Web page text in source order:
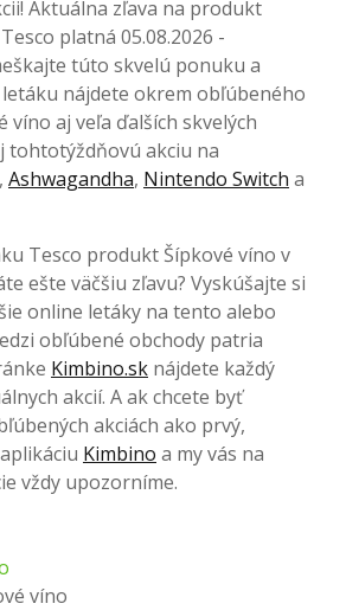
Aktuálna zľava na produkt
platná 05.08.2026 -
túto skvelú ponuku a
nájdete okrem obľúbeného
víno aj veľa ďalších skvelých
tohtotýždňovú akciu na
, Ashwagandha, Nintendo Switch a
Tesco produkt Šípkové víno v
ešte väčšiu zľavu? Vyskúšajte si
online letáky na tento alebo
obľúbené obchody patria
Kimbino.sk nájdete každý
akcií. A ak chcete byť
akciách ako prvý,
Kimbino a my vás na
vždy upozorníme.
víno